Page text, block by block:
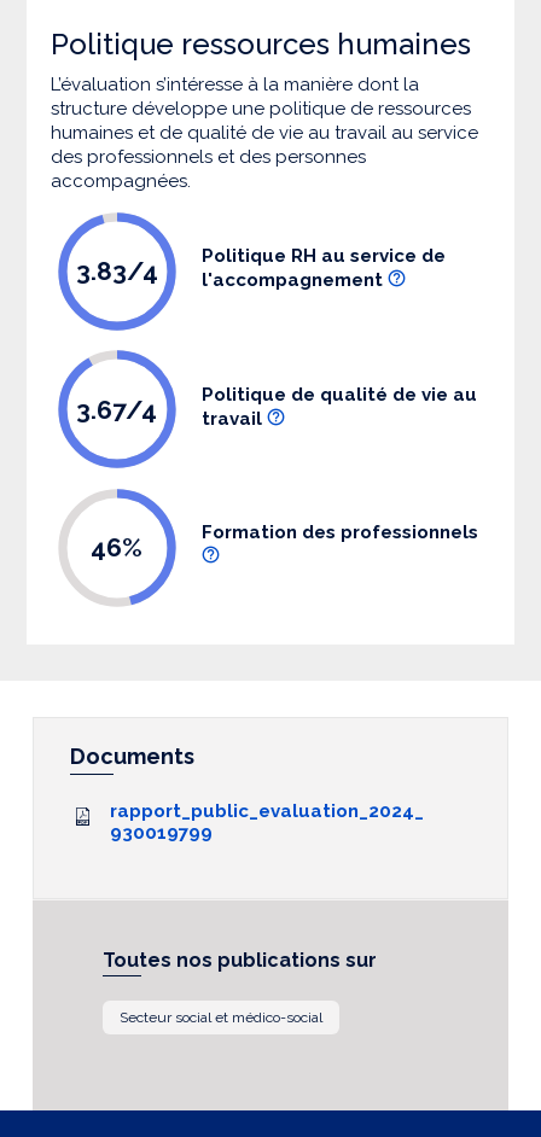
Politique ressources humaines
L’évaluation s’intéresse à la manière dont la
structure développe une politique de ressources
humaines et de qualité de vie au travail au service
des professionnels et des personnes
accompagnées.
3.83/4
Politique RH au service de
l'accompagnement
3.67/4
Politique de qualité de vie au
travail
46% Formation des professionnels
Documents
rapport_public_evaluation_2024_
930019799
Toutes nos publications sur
Secteur social et médico-social